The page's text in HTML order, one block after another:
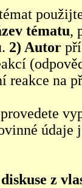
tématu,
2) Autor
reakce na
údaje
z